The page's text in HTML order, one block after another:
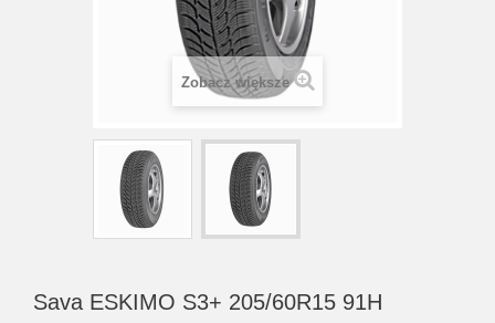
Zobacz większe
Sava ESKIMO S3+ 205/60R15 91H